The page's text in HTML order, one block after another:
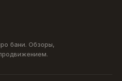
бань из рубрики. По клику
статью.
бани. Обзоры,